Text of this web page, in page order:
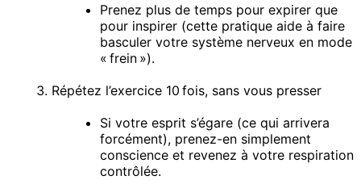
Prenez plus de temps pour expirer que
pour inspirer (cette pratique aide à faire
basculer votre système nerveux en mode
« frein »).
Répétez l’exercice 10 fois, sans vous presser
Si votre esprit s’égare (ce qui arrivera
forcément), prenez-en simplement
conscience et revenez à votre respiration
contrôlée.